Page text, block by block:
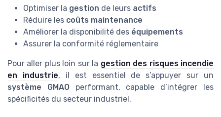
Optimiser la gestion de leurs actifs
Réduire les coûts maintenance
Améliorer la disponibilité des équipements
Assurer la conformité réglementaire
Pour aller plus loin sur la gestion des risques incendie
en industrie, il est essentiel de s’appuyer sur un
système GMAOperformant, capable d’intégrer les
spécificités du secteur industriel.